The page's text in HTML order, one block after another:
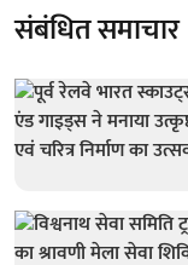
संबंधित समाचार